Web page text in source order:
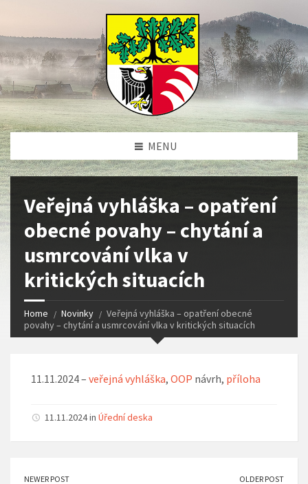
MENU
Veřejná vyhláška – opatření
obecné povahy – chytání a
usmrcování vlka v
kritických situacích
Home Novinky
Veřejná vyhláška – opatření obecné
povahy – chytání a usmrcování vlka v kritických situacích
11.11.2024 – veřejná vyhláška, OOP návrh, příloha
11.11.2024 in Úřední deska
NEWER POST OLDER POST